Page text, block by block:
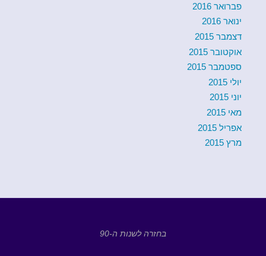
פברואר 2016
ינואר 2016
דצמבר 2015
אוקטובר 2015
ספטמבר 2015
יולי 2015
יוני 2015
מאי 2015
אפריל 2015
מרץ 2015
בחזרה לשנות ה-90